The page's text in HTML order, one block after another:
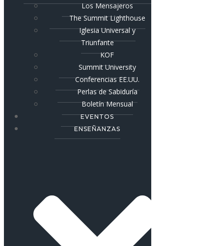
Los Mensajeros
The Summit Lighthouse
Iglesia Universal y
Triunfante
KOF
Summit University
Conferencias EE.UU.
Perlas de Sabiduría
Boletín Mensual
EVENTOS
ENSEÑANZAS